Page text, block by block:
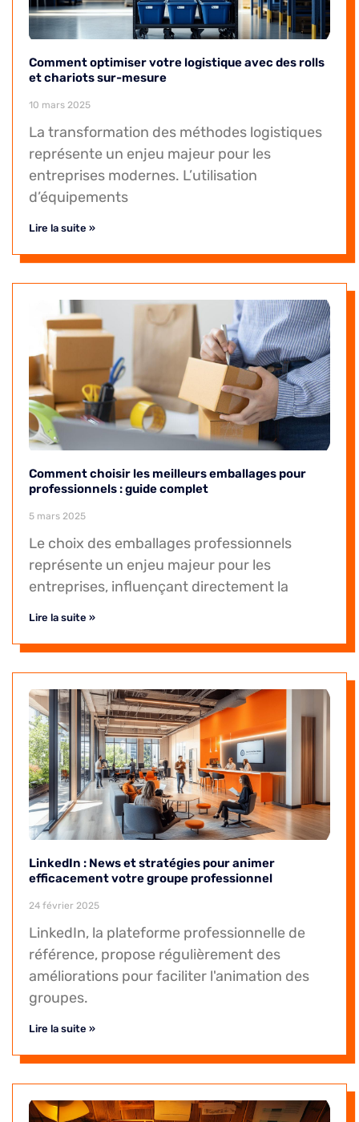
Comment optimiser votre logistique avec des rolls
et chariots sur-mesure
10 mars 2025
La transformation des méthodes logistiques
représente un enjeu majeur pour les
entreprises modernes. L’utilisation
d’équipements
Lire la suite »
Comment choisir les meilleurs emballages pour
professionnels : guide complet
5 mars 2025
Le choix des emballages professionnels
représente un enjeu majeur pour les
entreprises, influençant directement la
Lire la suite »
LinkedIn : News et stratégies pour animer
efficacement votre groupe professionnel
24 février 2025
LinkedIn, la plateforme professionnelle de
référence, propose régulièrement des
améliorations pour faciliter l'animation des
groupes.
Lire la suite »